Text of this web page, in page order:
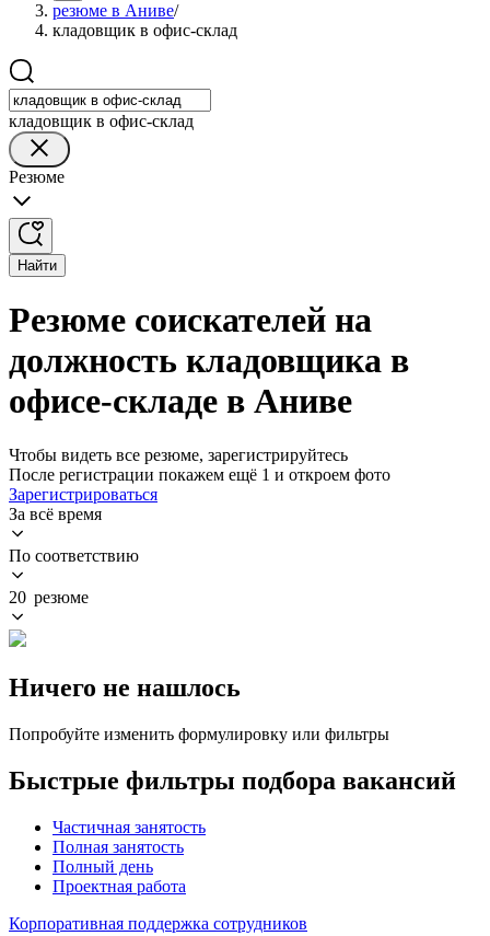
резюме в Аниве/
кладовщик в офис-склад
кладовщик в офис-склад
Резюме
Найти
Резюме соискателей на
должность кладовщика в
офисе-складе в Аниве
Чтобы видеть все резюме, зарегистрируйтесь
После регистрации покажем ещё 1 и откроем фото
Зарегистрироваться
За всё время
По соответствию
20 резюме
Ничего не нашлось
Попробуйте изменить формулировку или фильтры
Быстрые фильтры подбора вакансий
Частичная занятость
Полная занятость
Полный день
Проектная работа
Корпоративная поддержка сотрудников